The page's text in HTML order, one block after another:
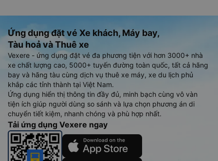
Ứng dụng đặt vé Xe khách, Máy bay,
Tàu hoả và Thuê xe
Vexere - ứng dụng đặt vé đa phương tiện với hơn 3000+ nhà
xe chất lượng cao, 5000+ tuyến đường toàn quốc, tất cả hãng
bay và hãng tàu cùng dịch vụ thuê xe máy, xe du lịch phủ
khắp các tỉnh thành tại Việt Nam.
Ứng dụng hiển thị thông tin đầy đủ, minh bạch cùng vô vàn
tiện ích giúp người dùng so sánh và lựa chọn phương án di
chuyển tiết kiệm, nhanh chóng và phù hợp nhất.
Tải ứng dụng Vexere ngay